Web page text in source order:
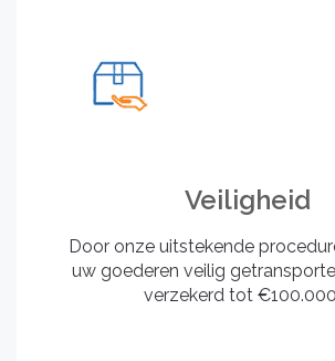
Veiligheid
Door onze uitstekende
uw goederen veilig
verzekerd tot